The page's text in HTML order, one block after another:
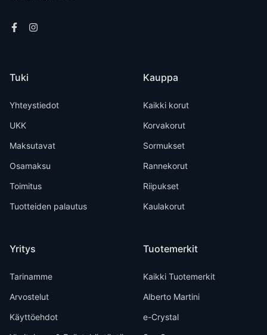
Tuki
Yhteystiedot
UKK
Maksutavat
Osamaksu
Toimitus
Tuotteiden palautus
Yritys
Tarinamme
Arvostelut
Käyttöehdot
Kauppa
Kaikki korut
Korvakorut
Sormukset
Rannekorut
Riipukset
Kaulakorut
Tuotemerkit
Kaikki Tuotemerkit
Alberto Martini
e-Crystal